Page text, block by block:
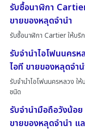
รับซื้อนาฬิกา
ขายของหลุดจำนำ
รับซื้อนาฬิกา Cartier ให้บริ
รับจำนำไอโฟนนคร
ไอที ขายของหลุดจำ
รับจำนำไอโฟนนครหลวง ใ
ชนิด
รับจำนำมือถือวังน้อ
ขายของหลุดจำนำ แ